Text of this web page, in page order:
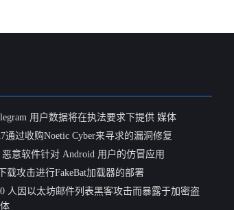
用户数据将在执法要求下提供 媒体
通过收购Noetic Cyber来寻求的漏洞修复
恶意软件针对 Android 用户的仿冒应用
载攻击进行FakeBat加载器的部署
人因以太坊邮件列表黑客攻击而暴露于加密盗